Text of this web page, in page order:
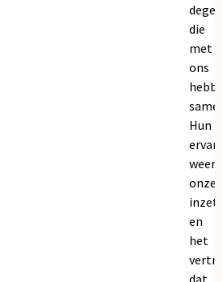
die
met
ons
Hun
onze
inzet
en
het
dat